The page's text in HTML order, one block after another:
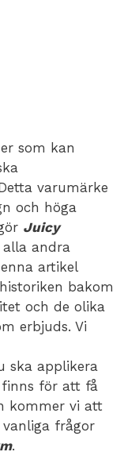
som kan
varumärke
och höga
Juicy
andra
artikel
bakom
och de olika
erbjuds. Vi
ska applikera
för att få
kommer vi att
frågor
.